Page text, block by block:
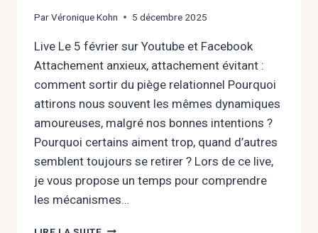
ParVéronique Kohn 5 décembre 2025
Live Le 5 février sur Youtube et Facebook
Attachement anxieux, attachement évitant :
comment sortir du piège relationnel Pourquoi
attirons nous souvent les mêmes dynamiques
amoureuses, malgré nos bonnes intentions ?
Pourquoi certains aiment trop, quand d’autres
semblent toujours se retirer ? Lors de ce live,
je vous propose un temps pour comprendre
les mécanismes…
« ATTACHEMENT